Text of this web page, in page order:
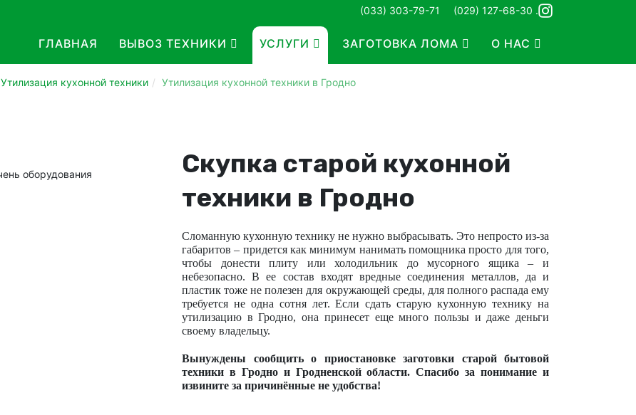
(033) 303-79-71 (029) 127-68-30 .
ГЛАВНАЯ ВЫВОЗ ТЕХНИКИ УСЛУГИ ЗАГОТОВКА ЛОМА О НАС
Утилизация кухонной техники Утилизация кухонной техники в Гродно
Скупка старой кухонной
техники в Гродно
Сломанную кухонную технику не нужно выбрасывать. Это непросто из-за
габаритов – придется как минимум нанимать помощника просто для того,
чтобы донести плиту или холодильник до мусорного ящика – и
небезопасно. В ее состав входят вредные соединения металлов, да и
пластик тоже не полезен для окружающей среды, для полного распада ему
требуется не одна сотня лет. Если сдать старую кухонную технику на
утилизацию в Гродно, она принесет еще много пользы и даже деньги
своему владельцу.
Вынуждены сообщить о приостановке заготовки старой бытовой
техники в Гродно и Гродненской области. Спасибо за понимание и
извините за причинённые не удобства!